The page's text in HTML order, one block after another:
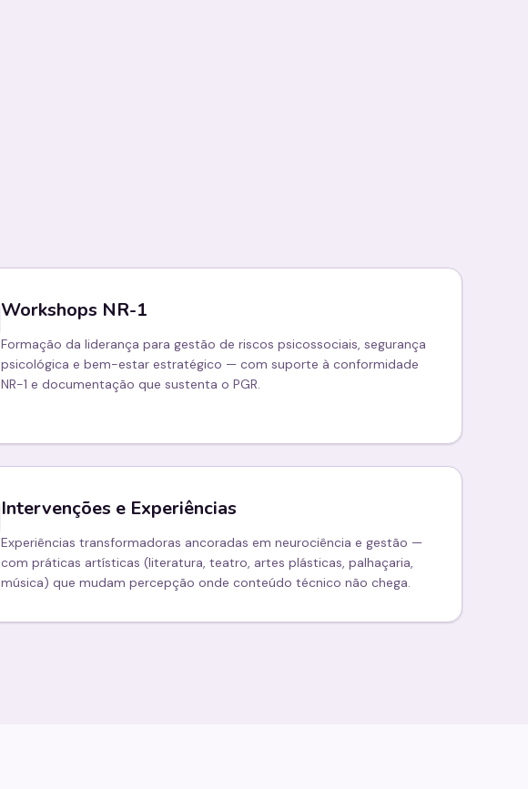
Workshops NR-1
Formação da liderança para gestão de riscos psicossociais, segurança
psicológica e bem-estar estratégico — com suporte à conformidade
NR-1 e documentação que sustenta o PGR.
Intervenções e Experiências
Experiências transformadoras ancoradas em neurociência e gestão —
com práticas artísticas (literatura, teatro, artes plásticas, palhaçaria,
música) que mudam percepção onde conteúdo técnico não chega.